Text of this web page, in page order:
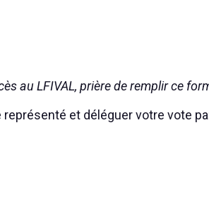
au LFIVAL, prière de remplir ce
représenté et déléguer votre vote